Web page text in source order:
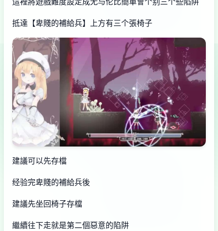
抵達【卑賤的補給兵】上方有三个張椅子
建議可以先存檔
经验完卑賤的補給兵後
建議先坐回椅子存檔
繼續往下走就是第二個惡意的陷阱